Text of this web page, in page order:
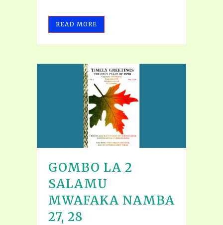
READ MORE
GOMBO LA 2
SALAMU
MWAFAKA NAMBA
27, 28